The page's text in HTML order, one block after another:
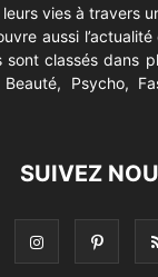
vies à travers
aussi
sont classés dans
Psycho,
SUIVEZ